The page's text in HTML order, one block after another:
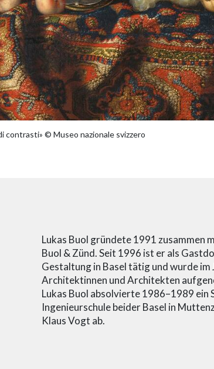
contrasti» © Museo nazionale svizzero
Lukas Buol gründete 1991
Buol & Zünd. Seit 1996 ist er als
Gestaltung in Basel tätig und wurde im
Architektinnen und Architekten
Lukas Buol absolvierte 1986–1989
Ingenieurschule beider Basel in
Klaus Vogt ab.